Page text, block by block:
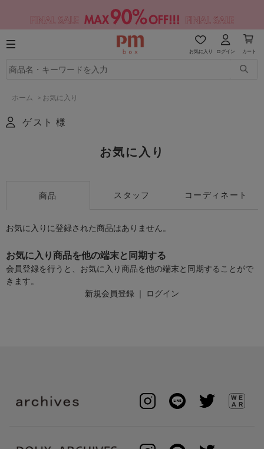
お気に入り ログイン カート
ホーム > お気に入り
ゲスト 様
お気に入り
商品 スタッフ コーディネート
お気に入りに登録された商品はありません。
お気に入り商品を他の端末と同期する
会員登録を行うと、お気に入り商品を他の端末と同期することがで
きます。
新規会員登録 ｜ ログイン